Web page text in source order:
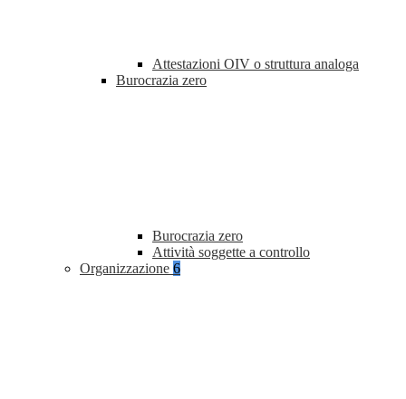
Attestazioni OIV o struttura analoga
Burocrazia zero
Burocrazia zero
Attività soggette a controllo
Organizzazione 6